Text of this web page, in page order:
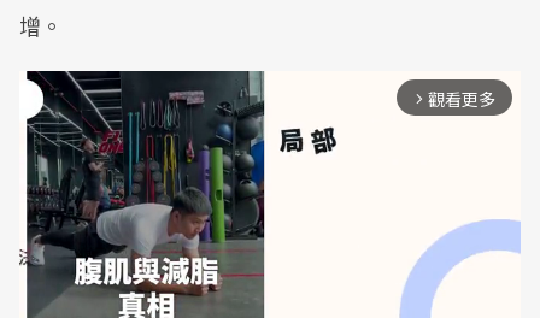
增。
arrow_forward_ios 觀看更多